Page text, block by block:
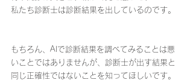
私たち診断士は診断結果を出しているのです。
もちろん、AIで診断結果を調べてみることは悪
いことではありませんが、診断士が出す結果と
同じ正確性ではないことを知ってほしいです。